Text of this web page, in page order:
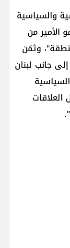
والسياسية
الأمير من
وثمّن
جانب لبنان
العلاقات